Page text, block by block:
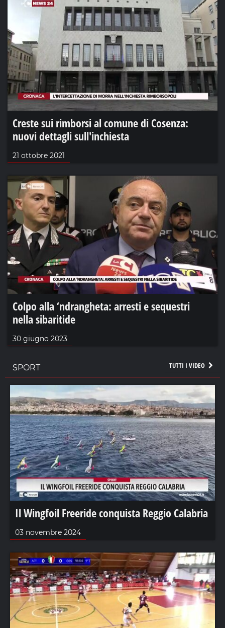
Creste sui rimborsi al comune di Cosenza:
nuovi dettagli sull'inchiesta
21 ottobre 2021
Colpo alla ‘ndrangheta: arresti e sequestri
nella sibaritide
30 giugno 2023
TUTTI I VIDEO
SPORT
Il Wingfoil Freeride conquista Reggio Calabria
03 novembre 2024